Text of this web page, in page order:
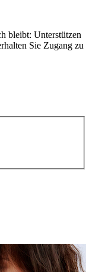
bleibt: Unterstützen
Sie Zugang zu